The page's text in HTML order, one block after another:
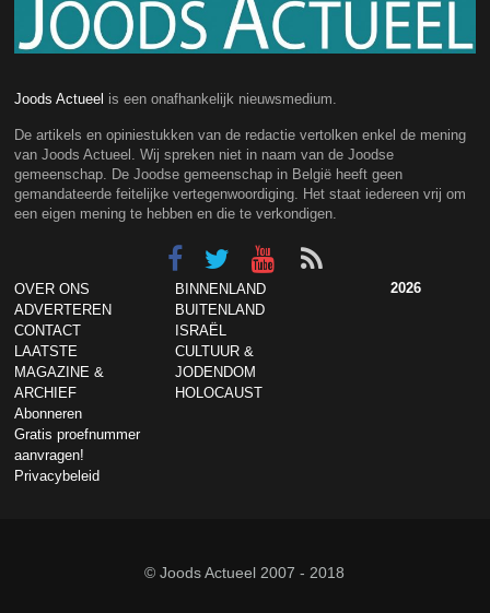
Joods Actueel is een onafhankelijk nieuwsmedium.
De artikels en opiniestukken van de redactie vertolken enkel de mening
van Joods Actueel. Wij spreken niet in naam van de Joodse
gemeenschap. De Joodse gemeenschap in België heeft geen
gemandateerde feitelijke vertegenwoordiging. Het staat iedereen vrij om
een eigen mening te hebben en die te verkondigen.
OVER ONS
ADVERTEREN
CONTACT
LAATSTE
MAGAZINE &
ARCHIEF
Abonneren
Gratis proefnummer
aanvragen!
Privacybeleid
BINNENLAND
BUITENLAND
ISRAËL
CULTUUR &
JODENDOM
HOLOCAUST
2026
© Joods Actueel 2007 - 2018